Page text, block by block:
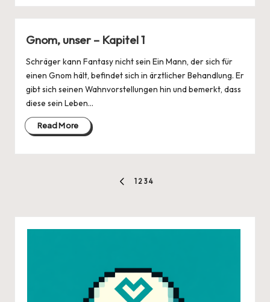
Gnom, unser – Kapitel 1
Schräger kann Fantasy nicht sein Ein Mann, der sich für
einen Gnom hält, befindet sich in ärztlicher Behandlung. Er
gibt sich seinen Wahnvorstellungen hin und bemerkt, dass
diese sein Leben…
Read More
Seitennummerierung
Beiträge
PREVIOUS
1 2 3 4